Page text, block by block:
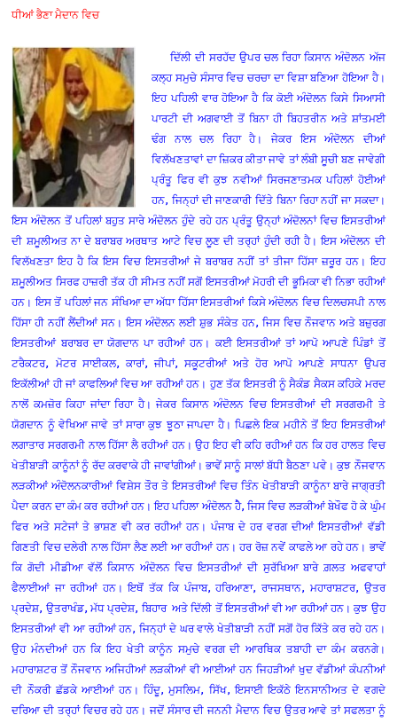
ਧੀਆਂ ਭੈਣਾ ਮੈਦਾਨ ਵਿਚ
ਦਿੱਲੀ ਦੀ ਸਰਹੱਦ ਉਪਰ ਚਲ ਰਿਹਾ ਕਿਸਾਨ ਅੰਦੋਲਨ ਅੱਜ
ਕਲ੍ਹ ਸਮੁਚੇ ਸੰਸਾਰ ਵਿਚ ਚਰਚਾ ਦਾ ਵਿਸ਼ਾ ਬਣਿਆ ਹੋਇਆ ਹੈ।
ਇਹ ਪਹਿਲੀ ਵਾਰ ਹੋਇਆ ਹੈ ਕਿ ਕੋਈ ਅੰਦੋਲਨ ਕਿਸੇ ਸਿਆਸੀ
ਪਾਰਟੀ ਦੀ ਅਗਵਾਈ ਤੋਂ ਬਿਨਾ ਹੀ ਬਿਹਤਰੀਨ ਅਤੇ ਸ਼ਾਂਤਮਈ
ਢੰਗ ਨਾਲ ਚਲ ਰਿਹਾ ਹੈ। ਜੇਕਰ ਇਸ ਅੰਦੋਲਨ ਦੀਆਂ
ਵਿਲੱਖਣਤਾਵਾਂ ਦਾ ਜ਼ਿਕਰ ਕੀਤਾ ਜਾਵੇ ਤਾਂ ਲੰਬੀ ਸੂਚੀ ਬਣ ਜਾਵੇਗੀ
ਪ੍ਰੰਤੂ ਫਿਰ ਵੀ ਕੁਝ ਨਵੀਆਂ ਸਿਰਜਣਾਤਮਕ ਪਹਿਲਾਂ ਹੋਈਆਂ
ਹਨ, ਜਿਨ੍ਹਾਂ ਦੀ ਜਾਣਕਾਰੀ ਦਿੱਤੇ ਬਿਨਾ ਰਿਹਾ ਨਹੀਂ ਜਾ ਸਕਦਾ।
ਇਸ ਅੰਦੋਲਨ ਤੋਂ ਪਹਿਲਾਂ ਬਹੁਤ ਸਾਰੇ ਅੰਦੋਲਨ ਹੁੰਦੇ ਰਹੇ ਹਨ ਪ੍ਰੰਤੂ ਉਨ੍ਹਾਂ ਅੰਦੋਲਨਾਂ ਵਿਚ ਇਸਤਰੀਆਂ
ਦੀ ਸ਼ਮੂਲੀਅਤ ਨਾ ਦੇ ਬਰਾਬਰ ਅਰਥਾਤ ਆਟੇ ਵਿਚ ਲੂਣ ਦੀ ਤਰ੍ਹਾਂ ਹੁੰਦੀ ਰਹੀ ਹੈ। ਇਸ ਅੰਦੋਲਨ ਦੀ
ਵਿਲੱਖਣਤਾ ਇਹ ਹੈ ਕਿ ਇਸ ਵਿਚ ਇਸਤਰੀਆਂ ਜੇ ਬਰਾਬਰ ਨਹੀਂ ਤਾਂ ਤੀਜਾ ਹਿੱਸਾ ਜ਼ਰੂਰ ਹਨ। ਇਹ
ਸ਼ਮੂਲੀਅਤ ਸਿਰਫ ਹਾਜ਼ਰੀ ਤੱਕ ਹੀ ਸੀਮਤ ਨਹੀਂ ਸਗੋਂ ਇਸਤਰੀਆਂ ਮੋਹਰੀ ਦੀ ਭੂਮਿਕਾ ਵੀ ਨਿਭਾ ਰਹੀਆਂ
ਹਨ। ਇਸ ਤੋਂ ਪਹਿਲਾਂ ਜਨ ਸੰਖਿਆ ਦਾ ਅੱਧਾ ਹਿੱਸਾ ਇਸਤਰੀਆਂ ਕਿਸੇ ਅੰਦੋਲਨ ਵਿਚ ਦਿਲਚਸਪੀ ਨਾਲ
ਹਿੱਸਾ ਹੀ ਨਹੀਂ ਲੈਂਦੀਆਂ ਸਨ। ਇਸ ਅੰਦੋਲਨ ਲਈ ਸ਼ੁਭ ਸੰਕੇਤ ਹਨ, ਜਿਸ ਵਿਚ ਨੌਜਵਾਨ ਅਤੇ ਬਜ਼ੁਰਗ
ਇਸਤਰੀਆਂ ਬਰਾਬਰ ਦਾ ਯੋਗਦਾਨ ਪਾ ਰਹੀਆਂ ਹਨ। ਕਈ ਇਸਤਰੀਆਂ ਤਾਂ ਆਪੋ ਆਪਣੇ ਪਿੰਡਾਂ ਤੋਂ
ਟਰੈਕਟਰ, ਮੋਟਰ ਸਾਈਕਲ, ਕਾਰਾਂ, ਜੀਪਾਂ, ਸਕੂਟਰੀਆਂ ਅਤੇ ਹੋਰ ਆਪੋ ਆਪਣੇ ਸਾਧਨਾ ਉਪਰ
ਇਕੱਲੀਆਂ ਹੀ ਜਾਂ ਕਾਫਲਿਆਂ ਵਿਚ ਆ ਰਹੀਆਂ ਹਨ। ਹੁਣ ਤੱਕ ਇਸਤਰੀ ਨੂੰ ਸੈਕੰਡ ਸੈਕਸ ਕਹਿਕੇ ਮਰਦ
ਨਾਲੋਂ ਕਮਜ਼ੋਰ ਕਿਹਾ ਜਾਂਦਾ ਰਿਹਾ ਹੈ। ਜੇਕਰ ਕਿਸਾਨ ਅੰਦੋਲਨ ਵਿਚ ਇਸਤਰੀਆਂ ਦੀ ਸਰਗਰਮੀ ਤੇ
ਯੋਗਦਾਨ ਨੂੰ ਵੇਖਿਆ ਜਾਵੇ ਤਾਂ ਸਾਰਾ ਕੁਝ ਝੂਠਾ ਜਾਪਦਾ ਹੈ। ਪਿਛਲੇ ਇਕ ਮਹੀਨੇ ਤੋਂ ਇਹ ਇਸਤਰੀਆਂ
ਲਗਾਤਾਰ ਸਰਗਰਮੀ ਨਾਲ ਹਿੱਸਾ ਲੈ ਰਹੀਆਂ ਹਨ। ਉਹ ਇਹ ਵੀ ਕਹਿ ਰਹੀਆਂ ਹਨ ਕਿ ਹਰ ਹਾਲਤ ਵਿਚ
ਖੇਤੀਬਾੜੀ ਕਾਨੂੰਨਾਂ ਨੂੰ ਰੱਦ ਕਰਵਾਕੇ ਹੀ ਜਾਵਾਂਗੀਆਂ। ਭਾਵੇਂ ਸਾਨੂੰ ਸਾਲਾਂ ਬੱਧੀ ਬੈਠਣਾ ਪਵੇ। ਕੁਝ ਨੌਜਵਾਨ
ਲੜਕੀਆਂ ਅੰਦੋਲਨਕਾਰੀਆਂ ਵਿਸ਼ੇਸ ਤੌਰ ਤੇ ਇਸਤਰੀਆਂ ਵਿਚ ਤਿੰਨ ਖੇਤੀਬਾੜੀ ਕਾਨੂੰਨਾ ਬਾਰੇ ਜਾਗ੍ਰਤੀ
ਪੈਦਾ ਕਰਨ ਦਾ ਕੰਮ ਕਰ ਰਹੀਆਂ ਹਨ। ਇਹ ਪਹਿਲਾ ਅੰਦੋਲਨ ਹੈੇ, ਜਿਸ ਵਿਚ ਲੜਕੀਆਂ ਬੇਖੌਫ ਹੋ ਕੇ ਘੁੰਮ
ਫਿਰ ਅਤੇ ਸਟੇਜਾਂ ਤੇ ਭਾਸ਼ਣ ਵੀ ਕਰ ਰਹੀਆਂ ਹਨ। ਪੰਜਾਬ ਦੇ ਹਰ ਵਰਗ ਦੀਆਂ ਇਸਤਰੀਆਂ ਵੱਡੀ
ਗਿਣਤੀ ਵਿਚ ਦਲੇਰੀ ਨਾਲ ਹਿੱਸਾ ਲੈਣ ਲਈ ਆ ਰਹੀਆਂ ਹਨ। ਹਰ ਰੋਜ਼ ਨਵੇਂ ਕਾਫਲੇ ਆ ਰਹੇ ਹਨ। ਭਾਵੇਂ
ਕਿ ਗੋਦੀ ਮੀਡੀਆ ਵੱਲੋਂ ਕਿਸਾਨ ਅੰਦੋਲਨ ਵਿਚ ਇਸਤਰੀਆਂ ਦੀ ਸੁਰੱਖਿਆ ਬਾਰੇ ਗ਼ਲਤ ਅਫਵਾਹਾਂ
ਫੈਲਾਈਆਂ ਜਾ ਰਹੀਆਂ ਹਨ। ਇਥੋਂ ਤੱਕ ਕਿ ਪੰਜਾਬ, ਹਰਿਆਣਾ, ਰਾਜਸਥਾਨ, ਮਹਾਰਾਸ਼ਟਰ, ਉਤਰ
ਪ੍ਰਦੇਸ਼, ਉਤਰਾਖੰਡ, ਮੱਧ ਪ੍ਰਦੇਸ਼, ਬਿਹਾਰ ਅਤੇ ਦਿੱਲੀ ਤੋਂ ਇਸਤਰੀਆਂ ਵੀ ਆ ਰਹੀਆਂ ਹਨ। ਕੁਝ ਉਹ
ਇਸਤਰੀਆਂ ਵੀ ਆ ਰਹੀਆਂ ਹਨ, ਜਿਨ੍ਹਾਂ ਦੇ ਘਰ ਵਾਲੇ ਖੇਤੀਬਾੜੀ ਨਹੀਂ ਸਗੋਂ ਹੋਰ ਕਿੱਤੇ ਕਰ ਰਹੇ ਹਨ।
ਉਹ ਮੰਨਦੀਆਂ ਹਨ ਕਿ ਇਹ ਖੇਤੀ ਕਾਨੂੰਨ ਸਮੁਚੇ ਵਰਗ ਦੀ ਆਰਥਿਕ ਤਬਾਹੀ ਦਾ ਕੰਮ ਕਰਨਗੇ।
ਮਹਾਰਾਸ਼ਟਰ ਤੋਂ ਨੌਜਵਾਨ ਅਜਿਹੀਆਂ ਲੜਕੀਆਂ ਵੀ ਆਈਆਂ ਹਨ ਜਿਹੜੀਆਂ ਖੁਦ ਵੱਡੀਆਂ ਕੰਪਨੀਆਂ
ਦੀ ਨੌਕਰੀ ਛੱਡਕੇ ਆਈਆਂ ਹਨ। ਹਿੰਦੂ, ਮੁਸਲਿਮ, ਸਿੱਖ, ਇਸਾਈ ਇਕੱਠੇ ਇਨਸਾਨੀਅਤ ਦੇ ਵਗਦੇ
ਦਰਿਆ ਦੀ ਤਰ੍ਹਾਂ ਵਿਚਰ ਰਹੇ ਹਨ। ਜਦੋਂ ਸੰਸਾਰ ਦੀ ਜਨਨੀ ਮੈਦਾਨ ਵਿਚ ਉਤਰ ਆਵੇ ਤਾਂ ਸਫਲਤਾ ਨੂੰ